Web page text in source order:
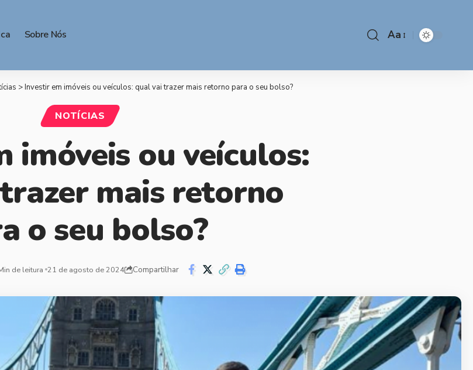
Sobre Nós Aa
>Investir em imóveis ou veículos: qual vai trazer mais retorno para o seu bolso?
NOTÍCIAS
imóveis ou veículos:
mais retorno
o seu bolso?
de leitura 21 de agosto de 2024 Compartilhar